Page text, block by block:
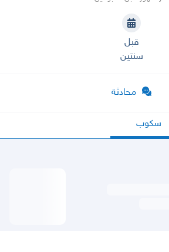
قبل
سنتين
محادثة
سكوب